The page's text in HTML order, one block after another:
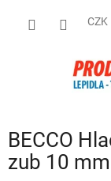
CZK
BECCO
zub 10 mm